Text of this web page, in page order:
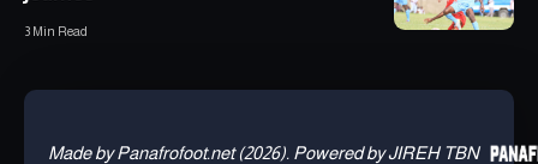
3 Min Read
Made by Panafrofoot.net (2026). Powered by JIREH TBN